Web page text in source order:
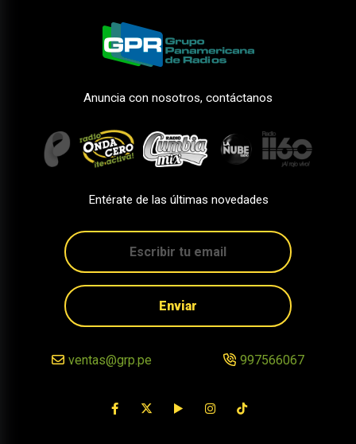
Anuncia con nosotros, contáctanos
Entérate de las últimas novedades
Enviar
ventas@grp.pe 997566067